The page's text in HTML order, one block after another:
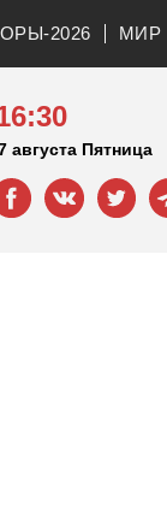
2026 МИР
августа Пятница